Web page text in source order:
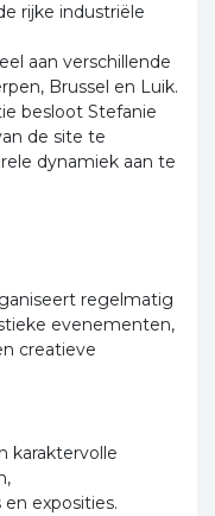
rijke industriële
aan verschillende
Brussel en Luik.
besloot Stefanie
de site te
dynamiek aan te
regelmatig
evenementen,
creatieve
karaktervolle
exposities.